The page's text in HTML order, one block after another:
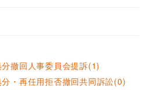
分撤回人事委員会提訴(1)
分・再任用拒否撤回共同訴訟(0)